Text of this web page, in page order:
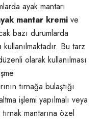
ayak mantarı
mantar kremi ve
bazı durumlarda
kullanılmaktadır. Bu tarz
olarak kullanılması
tırnağa bulaştığı
işlemi yapılmalı veya
mantarına özel